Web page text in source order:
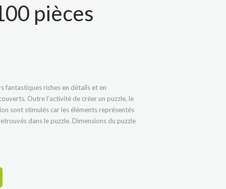
pièces
fantastiques riches en détails et en
Outre l’activité de créer un puzzle, le
sont stimulés car les éléments représentés
dans le puzzle. Dimensions du puzzle